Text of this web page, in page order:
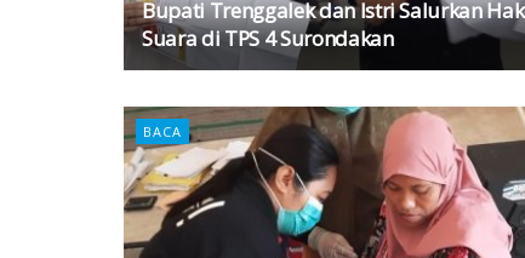
Bupati Trenggalek dan Istri Salurkan Hak
Suara di TPS 4 Surondakan
BACA